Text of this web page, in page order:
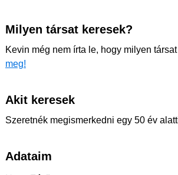
Milyen társat keresek?
Kevin még nem írta le, hogy milyen
meg!
Akit keresek
Szeretnék megismerkedni egy 50 év
Adataim